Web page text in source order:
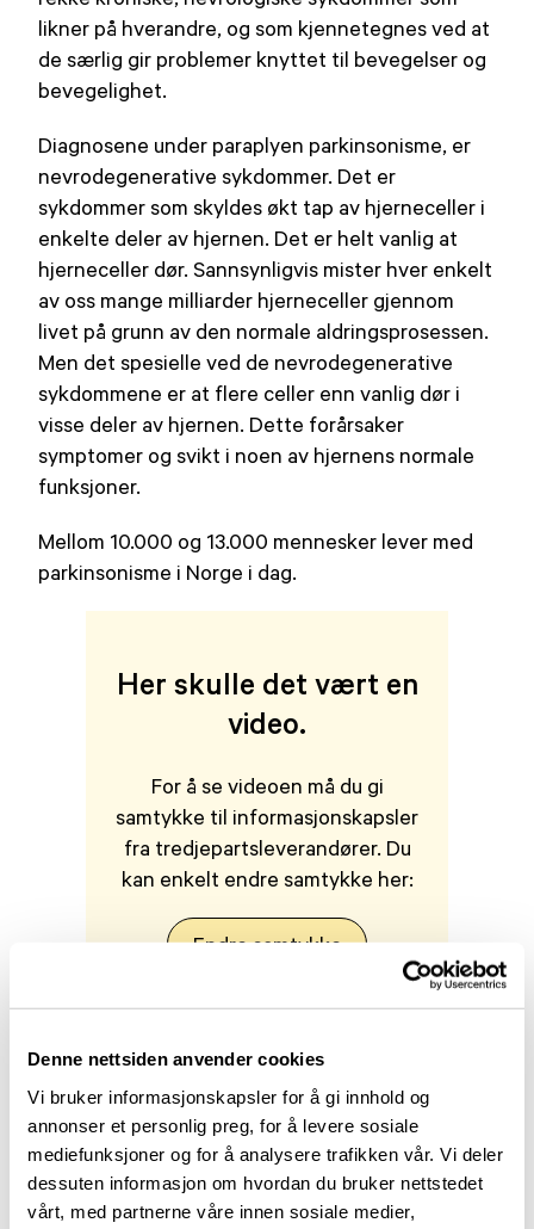
Denne nettsiden anvender cookies
Vi bruker informasjonskapsler for å gi innhold og
annonser et personlig preg, for å levere sosiale
mediefunksjoner og for å analysere trafikken vår. Vi deler
dessuten informasjon om hvordan du bruker nettstedet
vårt, med partnerne våre innen sosiale medier,
likner på hverandre, og som kjennetegnes ved at
de særlig gir problemer knyttet til bevegelser og
bevegelighet.
Diagnosene under paraplyen parkinsonisme, er
nevrodegenerative sykdommer. Det er
sykdommer som skyldes økt tap av hjerneceller i
enkelte deler av hjernen. Det er helt vanlig at
hjerneceller dør. Sannsynligvis mister hver enkelt
av oss mange milliarder hjerneceller gjennom
livet på grunn av den normale aldringsprosessen.
Men det spesielle ved de nevrodegenerative
sykdommene er at flere celler enn vanlig dør i
visse deler av hjernen. Dette forårsaker
symptomer og svikt i noen av hjernens normale
funksjoner.
Mellom 10.000 og 13.000 mennesker lever med
parkinsonisme i Norge i dag.
Her skulle det vært en
video.
For å se videoen må du gi
samtykke til informasjonskapsler
fra tredjepartsleverandører. Du
kan enkelt endre samtykke her:
Endre samtykke
Professor Espen Dietrichs svarer på 8
temaer om Parkinsons sykdom som
mange ofte lurer på.
Å få diagnosen
Her skulle det vært en